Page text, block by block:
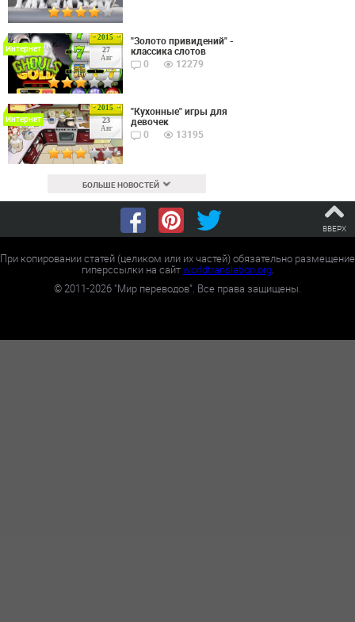
2015
27
Авг
Интернет
"Золото привидений" -
классика слотов
0
12279
2015
23
Авг
Интернет
"Кухонные" игры для
девочек
0
13195
БОЛЬШЕ НОВОСТЕЙ
ВВЕРХ
При копировании статей (целиком или их частей) обязательно размещение
гиперссылки на сайтworldtranslation.org.
©2011-2026 "Мир переводов". Все права защищены.